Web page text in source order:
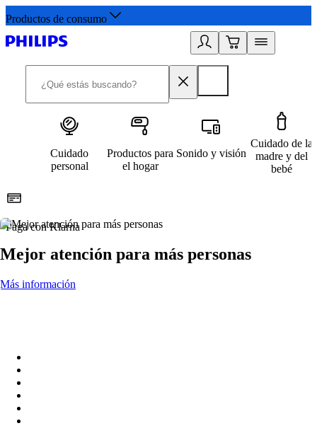
Productos de consumo
Cuidado
personal
Productos para
el hogar
Sonido y visión
Cuidado de la
madre y del
bebé
Paga con Klarna
Mejor atención para más personas
Más información